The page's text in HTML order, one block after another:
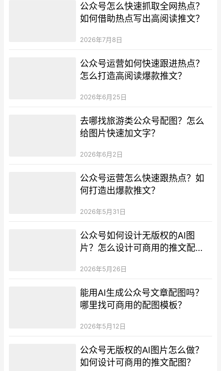
公众号怎么快速抓取全网热点？
如何借助热点写出高阅读推文？
2026年7月8日
公众号运营如何快速跟进热点？
怎么打造高阅读爆款推文？
2026年6月25日
去哪找旅游类公众号配图？怎么
给图片快速加文字？
2026年6月2日
公众号运营怎么快速跟热点？如
何打造出爆款推文？
2026年5月31日
公众号如何设计无版权的AI图
片？怎么设计可商用的推文配
2026年5月26日
能用AI生成公众号文章配图吗？
哪里找可商用的配图模板？
2026年5月12日
公众号无版权的AI图片怎么做？
如何设计可商用的推文配图？